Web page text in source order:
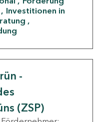
Investitionen in
-
(ZSP)